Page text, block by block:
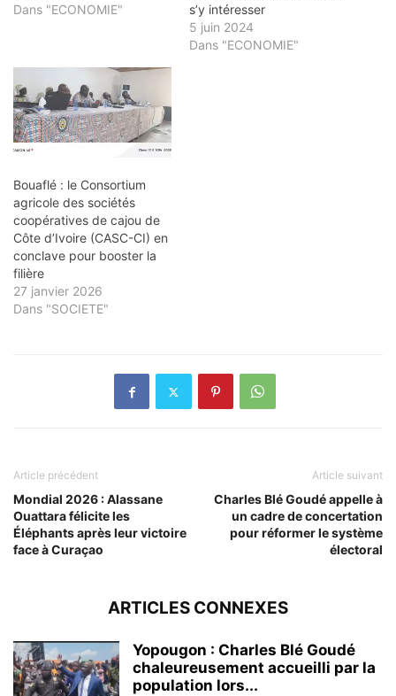
Dans "ECONOMIE"
s’y intéresser
5 juin 2024
Dans "ECONOMIE"
Bouaflé : le Consortium
agricole des sociétés
coopératives de cajou de
Côte d’Ivoire (CASC-CI) en
conclave pour booster la
filière
27 janvier 2026
Dans "SOCIETE"
Article précédent
Mondial 2026 : Alassane
Ouattara félicite les
Éléphants après leur victoire
face à Curaçao
Article suivant
Charles Blé Goudé appelle à
un cadre de concertation
pour réformer le système
électoral
ARTICLES CONNEXES
Yopougon : Charles Blé Goudé
chaleureusement accueilli par la
population lors...